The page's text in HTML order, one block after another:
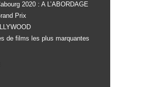
2020 : A L’ABORDAGE
Prix
de films les plus marquantes